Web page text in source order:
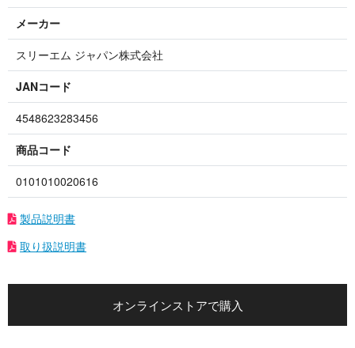
メーカー
スリーエム ジャパン株式会社
JANコード
4548623283456
商品コード
0101010020616
製品説明書
取り扱説明書
オンラインストアで購入